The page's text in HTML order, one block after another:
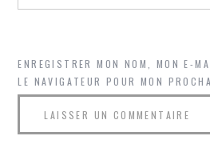
ENREGISTRER MON NOM, MON E-
LE NAVIGATEUR POUR MON